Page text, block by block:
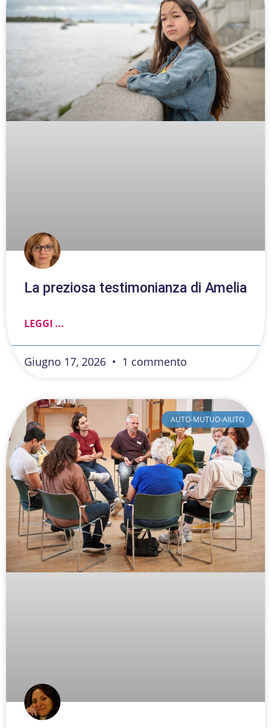
La preziosa testimonianza di Amelia
LEGGI ...
Giugno 17, 2026 1 commento
AUTO-MUTUO-AIUTO